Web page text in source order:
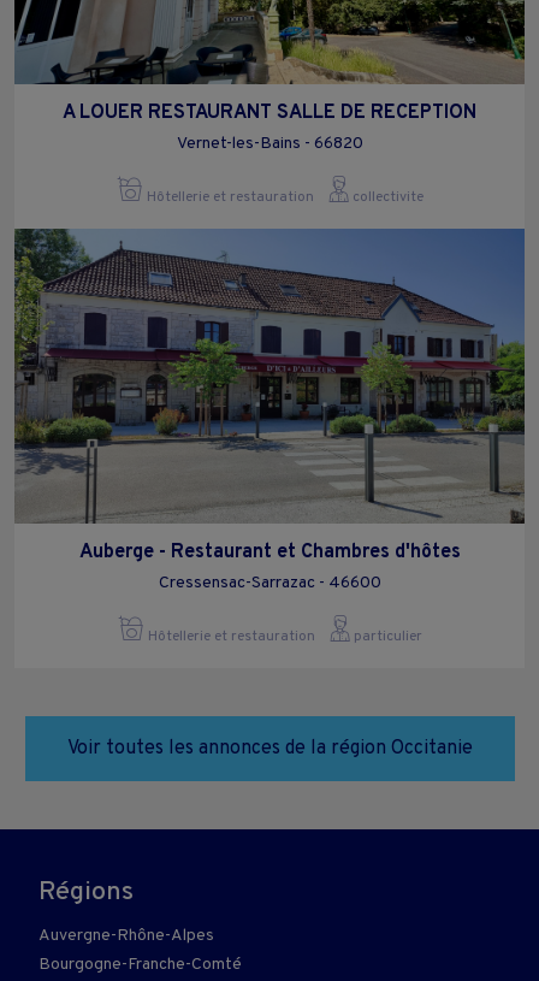
A LOUER RESTAURANT SALLE DE RECEPTION
Vernet-les-Bains - 66820
Hôtellerie et restauration collectivite
Auberge - Restaurant et Chambres d'hôtes
Cressensac-Sarrazac - 46600
Hôtellerie et restauration particulier
Voir toutes les annonces de la région Occitanie
Régions
Auvergne-Rhône-Alpes
Bourgogne-Franche-Comté